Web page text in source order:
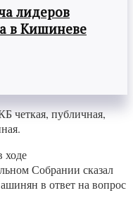
лидеров
в Кишиневе
четкая, публичная,
ходе
Собрании сказал
в ответ на вопрос